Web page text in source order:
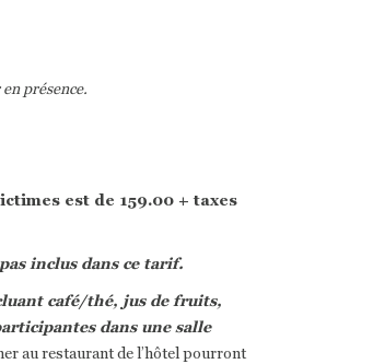
présence.
est de 159.00 + taxes
inclus dans ce tarif.
café/thé, jus de fruits,
dans une salle
au restaurant de l’hôtel pourront